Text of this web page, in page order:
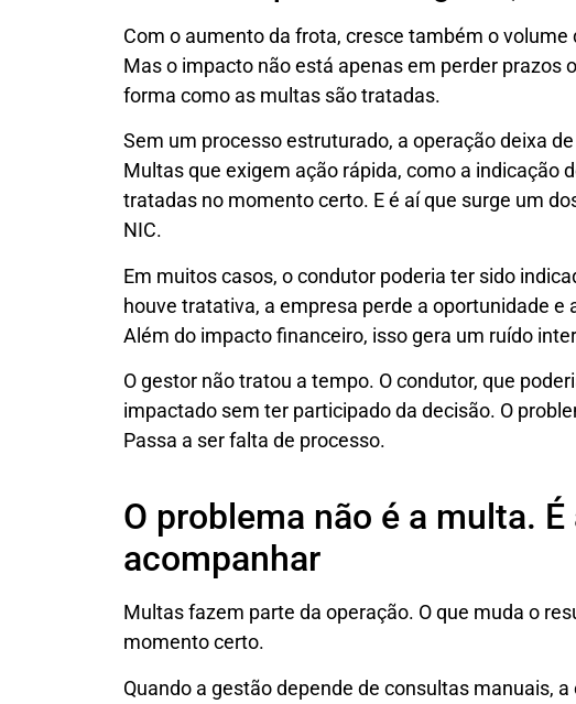
Com o aumento da frota, cresce também o
Mas o impacto não está apenas em perder prazos
forma como as multas são tratadas.
Sem um processo estruturado, a operação deixa
Multas que exigem ação rápida, como a indicação
tratadas no momento certo. E é aí que surge um
NIC.
Em muitos casos, o condutor poderia ter sido
houve tratativa, a empresa perde a oportunidade
Além do impacto financeiro, isso gera um ruído
O gestor não tratou a tempo. O condutor, que
impactado sem ter participado da decisão. O
Passa a ser falta de processo.
O problema não é a multa.
acompanhar
Multas fazem parte da operação. O que muda o
momento certo.
Quando a gestão depende de consultas manuais,